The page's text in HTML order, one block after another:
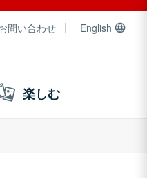
問い合わせ English
楽しむ